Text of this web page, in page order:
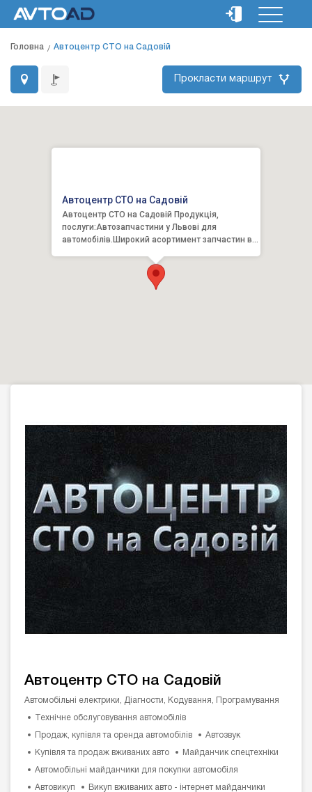
Головна Автоцентр СТО на Садовій
Прокласти маршрут
Автоцентр СТО на Садовій
Автоцентр СТО на Садовій Продукція,
послуги:Автозапчастини у Львові для
автомобілів.Широкий асортимент запчастин в
Автоцентр СТО на Садовій
Автомобільні електрики, Діагности, Кодування, Програмування
Технічне обслуговування автомобілів
Продаж, купівля та оренда автомобілів Автозвук
Купівля та продаж вживаних авто Майданчик спецтехніки
Автомобільні майданчики для покупки автомобіля
Автовикуп Викуп вживаних авто - інтернет майданчики